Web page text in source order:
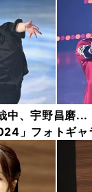
中、宇野昌磨...
」フォトギャ